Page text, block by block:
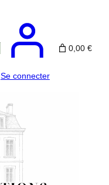
Se connecter
0,00 €